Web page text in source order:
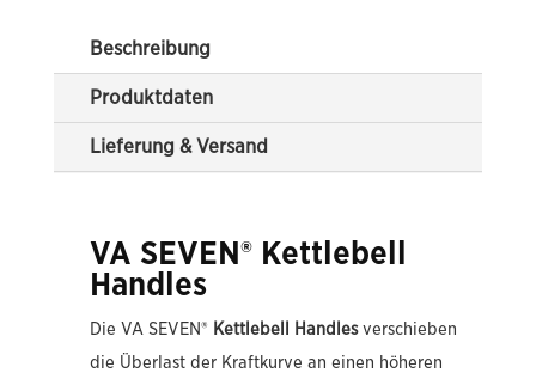
Beschreibung
Produktdaten
Lieferung & Versand
VA SEVEN® Kettlebell
Handles
Die VA SEVEN® Kettlebell Handlesverschieben
die Überlast der Kraftkurve an einen höheren